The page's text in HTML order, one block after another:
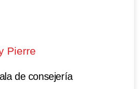
Pierre
de consejería